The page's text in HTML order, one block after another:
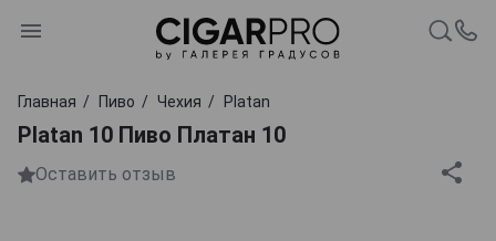
Главная Пиво Чехия Platan
Platan 10 Пиво Платан 10
Оставить отзыв